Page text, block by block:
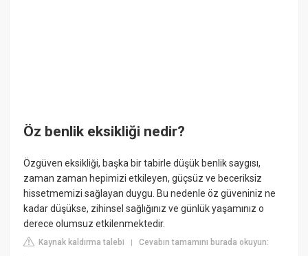
Öz benlik eksikliği nedir?
Özgüven eksikliği, başka bir tabirle düşük benlik saygısı,
zaman zaman hepimizi etkileyen, güçsüz ve beceriksiz
hissetmemizi sağlayan duygu. Bu nedenle öz güveniniz ne
kadar düşükse, zihinsel sağlığınız ve günlük yaşamınız o
derece olumsuz etkilenmektedir.
Kaynak kaldırma talebi |Cevabın tamamını burada okuyun: